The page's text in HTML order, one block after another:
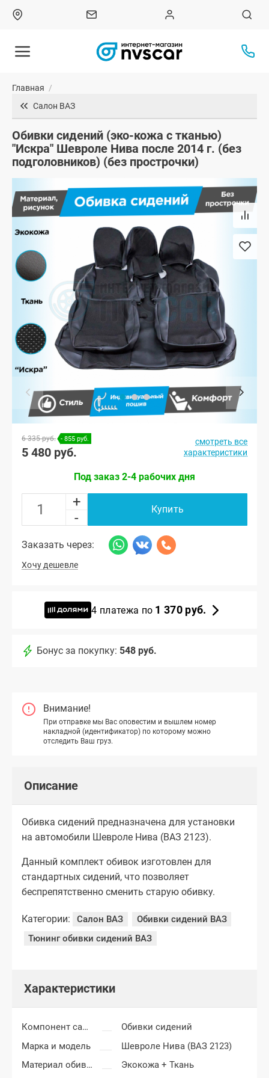
Главная /
Салон ВАЗ
Обивки сидений (эко-кожа с тканью)
"Искра" Шевроле Нива после 2014 г. (без
подголовников) (без прострочки)
6 335 руб. - 855 руб.
5 480 руб.
смотреть все
характеристики
Под заказ 2-4 рабочих дня
+
-
Купить
Заказать через:
Хочу дешевле
4 платежа по 1 370 руб.
Бонус за покупку: 548 руб.
Внимание!
При отправке мы Вас оповестим и вышлем номер
накладной (идентификатор) по которому можно
отследить Ваш груз.
Описание
Обивка сидений предназначена для установки
на автомобили Шевроле Нива (ВАЗ 2123).
Данный комплект обивок изготовлен для
стандартных сидений, что позволяет
беспрепятственно сменить старую обивку.
Категории: Салон ВАЗ
Обивки сидений ВАЗ
Тюнинг обивки сидений ВАЗ
Характеристики
Компонент салона
Обивки сидений
Марка и модель
Шевроле Нива (ВАЗ 2123)
Материал обивки
Экокожа + Ткань